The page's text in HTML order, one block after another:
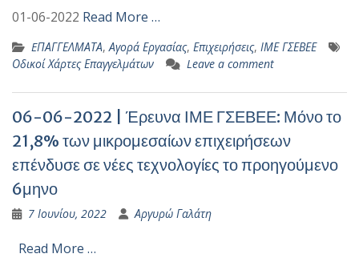
01-06-2022 Read More …
EΠΑΓΓΕΛΜΑΤΑ,Αγορά Εργασίας, Επιχειρήσεις, ΙΜΕ ΓΣΕΒΕΕ
Οδικοί Χάρτες Επαγγελμάτων
Leave a comment
06-06-2022 | Έρευνα ΙΜΕ ΓΣΕΒΕΕ: Μόνο το
21,8% των μικρομεσαίων επιχειρήσεων
επένδυσε σε νέες τεχνολογίες το προηγούμενο
6μηνο
7 Ιουνίου, 2022 Αργυρώ Γαλάτη
Read More …